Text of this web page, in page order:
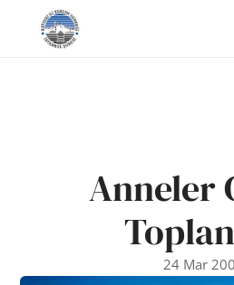
Anneler
24 Mar